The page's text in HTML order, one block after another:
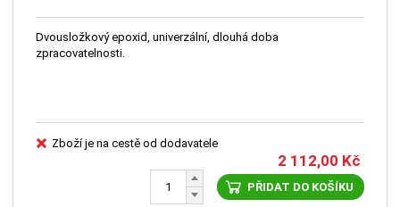
Dvousložkový epoxid, univerzální, dlouhá doba
zpracovatelnosti.
Zboží je na cestě od dodavatele
2 112,00 Kč
PŘIDAT DO KOŠÍKU